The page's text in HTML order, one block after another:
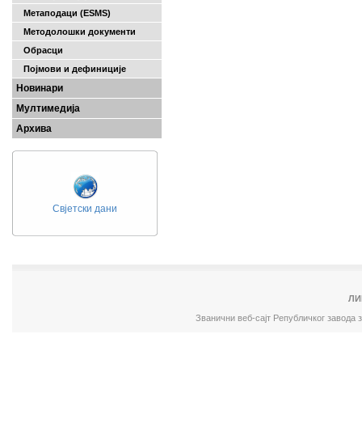
Метаподаци (ESMS)
Методолошки документи
Обрасци
Појмови и дефиниције
Новинари
Мултимедија
Архива
Свјетски дани
Званични веб-сајт Републичког